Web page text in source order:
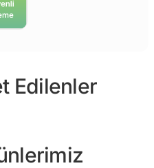
Edilenler